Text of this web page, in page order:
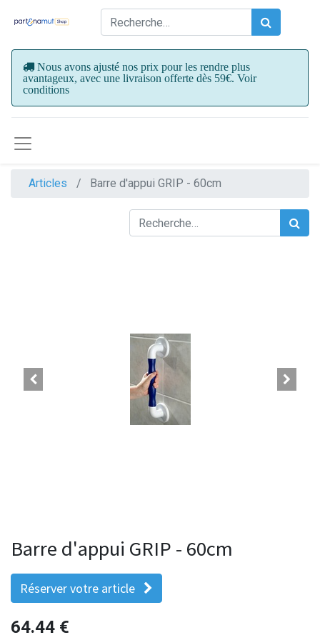
Nous avons ajusté nos prix pour les rendre plus
avantageux, avec une livraison offerte dès 59€. Voir
conditions
Articles Barre d'appui GRIP - 60cm
Barre d'appui GRIP - 60cm
Réserver votre article
64.44 €